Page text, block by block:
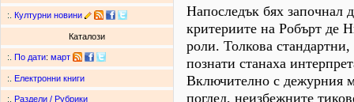
:. Културни новини
Каталози
:. По дати: март
:. Електронни книги
:. Раздели / Рубрики
Напоследък бях започнал
критериите на Робърт де
роли. Толкова
познати станаха
Включително с дежурния
поглед, неизбежните